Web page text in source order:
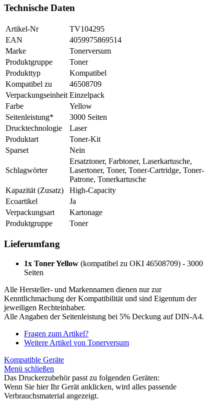
Technische Daten
Artikel-Nr
TV104295
EAN
4059975869514
Marke
Tonerversum
Produktgruppe
Toner
Produkttyp
Kompatibel
Kompatibel zu
46508709
Verpackungseinheit Einzelpack
Farbe
Yellow
Seitenleistung*
3000 Seiten
Drucktechnologie
Laser
Produktart
Toner-Kit
Sparset
Nein
Schlagwörter
Ersatztoner, Farbtoner, Laserkartusche,
Lasertoner, Toner, Toner-Cartridge, Toner-
Patrone, Tonerkartusche
Kapazität (Zusatz)
High-Capacity
Ecoartikel
Ja
Verpackungsart
Kartonage
Produktgruppe
Toner
Lieferumfang
1x Toner Yellow (kompatibel zu OKI 46508709) - 3000
Seiten
Alle Hersteller- und Markennamen dienen nur zur
Kenntlichmachung der Kompatibilität und sind Eigentum der
jeweiligen Rechteinhaber.
Alle Angaben der Seitenleistung bei 5% Deckung auf DIN-A4.
Fragen zum Artikel?
Weitere Artikel von Tonerversum
Kompatible Geräte
Menü schließen
Das Druckerzubehör passt zu folgenden Geräten:
Wenn Sie hier Ihr Gerät anklicken, wird alles passende
Verbrauchsmaterial angezeigt.